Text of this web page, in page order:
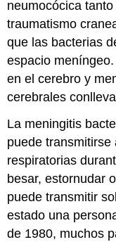
neumocócica
traumatismo
que las bacterias
espacio
en el cerebro y
cerebrales
La meningitis
puede
respiratorias
besar, estornudar
puede transmitir
estado una
de 1980, muchos